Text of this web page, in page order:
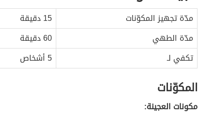
مدّة تجهيز المكوّنات
15 دقيقة
مدّة الطهي
60 دقيقة
تكفي لـ
5 أشخاص
المكوّنات
مكونات العجينة: